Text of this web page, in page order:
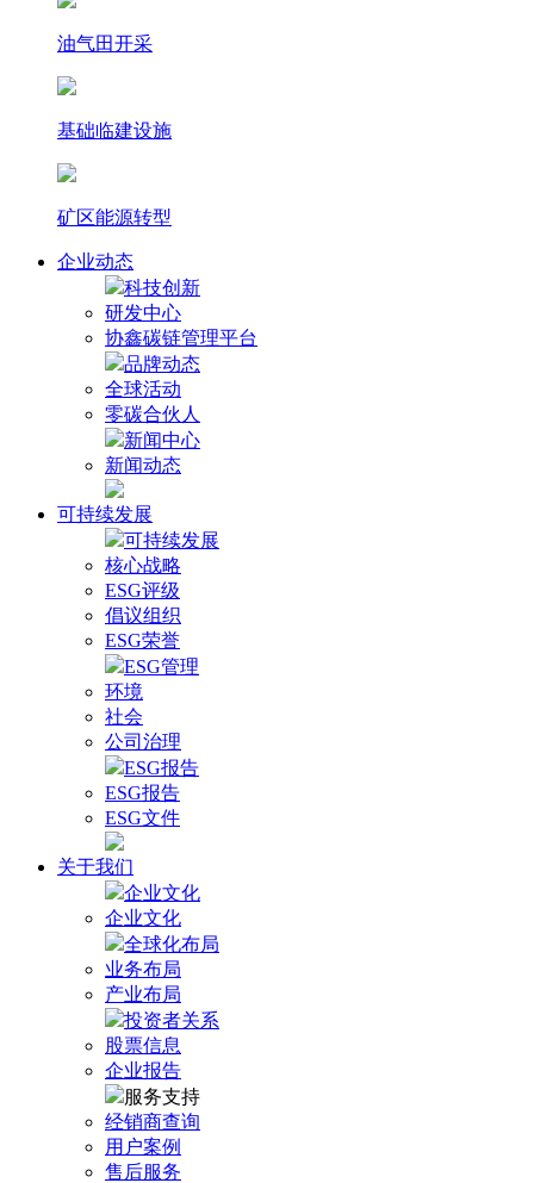
油气田开采
基础临建设施
矿区能源转型
企业动态
科技创新
研发中心
协鑫碳链管理平台
品牌动态
全球活动
零碳合伙人
新闻中心
新闻动态
可持续发展
可持续发展
核心战略
ESG评级
倡议组织
ESG荣誉
ESG管理
环境
社会
公司治理
ESG报告
ESG报告
ESG文件
关于我们
企业文化
企业文化
全球化布局
业务布局
产业布局
投资者关系
股票信息
企业报告
服务支持
经销商查询
用户案例
售后服务